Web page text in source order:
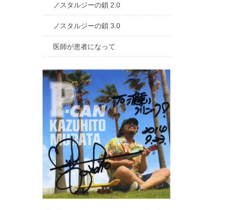
ノスタルジーの鎖 2.0
ノスタルジーの鎖 3.0
医師が患者になって